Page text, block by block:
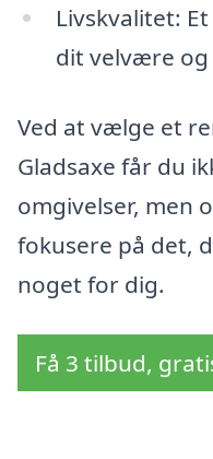
Livskvalitet:
dit velvære og
Ved at vælge et
Gladsaxe får du
omgivelser, men
fokusere på det,
noget for dig.
Få 3 tilbud,